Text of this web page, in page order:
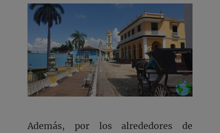
Además, por los alrededores de